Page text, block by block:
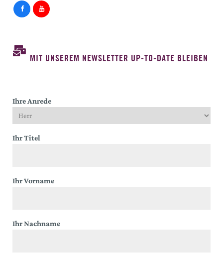
MIT UNSEREM NEWSLETTER UP-TO-DATE BLEIBEN
Ihre Anrede
Ihr Titel
Ihr Vorname
Ihr Nachname